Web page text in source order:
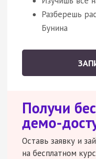
Разберешь
Бунина
Получи
демо-
Оставь заявку и
на бесплатном